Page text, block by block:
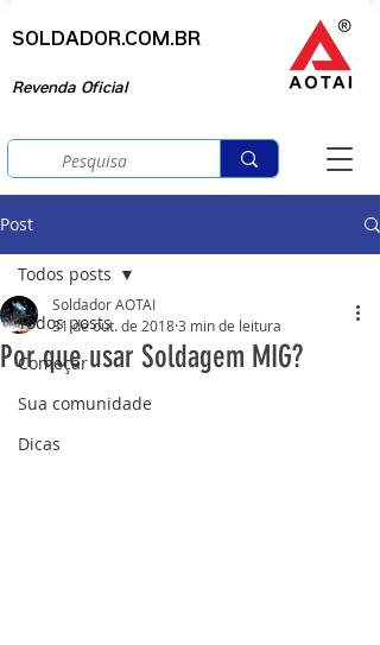
SOLDADOR.COM.BR
Revenda Oficial
Post
Todos posts
Começar
Sua comunidade
Dicas
Todos posts
Por que usar Soldagem MIG?
Soldador AOTAI
31 de out. de 20183 min de leitura